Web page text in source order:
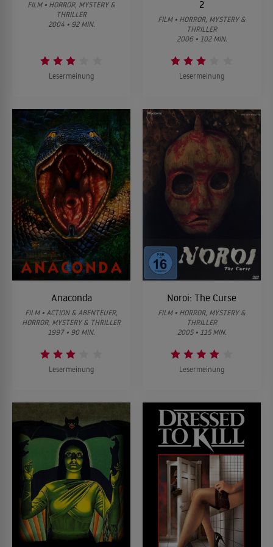
FILM • HORROR, MYSTERY &
THRILLER
2004 • 92 MIN.
Lesermeinung
2
FILM • HORROR, MYSTERY &
THRILLER
2006 • 102 MIN.
Lesermeinung
Anaconda
FILM • ACTION & ABENTEUER,
HORROR, MYSTERY & THRILLER
1997 • 90 MIN.
Lesermeinung
Noroi: The Curse
FILM • HORROR, MYSTERY &
THRILLER
2005 • 115 MIN.
Lesermeinung